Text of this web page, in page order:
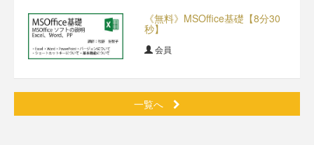
《無料》MSOffice基礎【8分30
秒】
会員
一覧へ